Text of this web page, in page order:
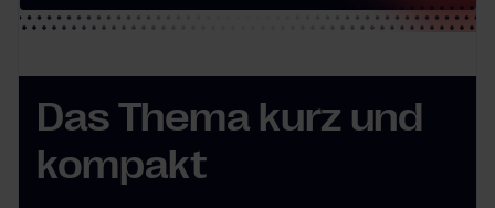
Das Thema kurz und
kompakt